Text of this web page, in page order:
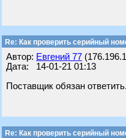
Re: Как проверить серийный
Автор: Евгений 77
Дата: 14-01-21 01:13
Поставщик обязан
Re: Как проверить серийный